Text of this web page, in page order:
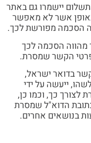
יישמרו גם באתר
אשר לא מאפשר
הסכמה מפורשת לכך.
מהווה הסכמה לכך
הקשר שמסרת.
בדואר ישראל,
ייעשה על ידי
כך, וכמו כן,
הדוא"ל שמסרת
בנושאים אחרים.